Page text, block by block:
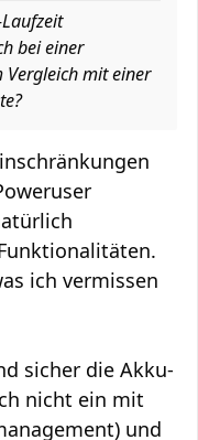
bei einer
Vergleich mit einer
ich vermissen
sicher die Akku-
nicht ein mit
und